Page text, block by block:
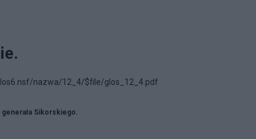
nazwa/12_4/$file/glos_12_4.pdf
Sikorskiego.